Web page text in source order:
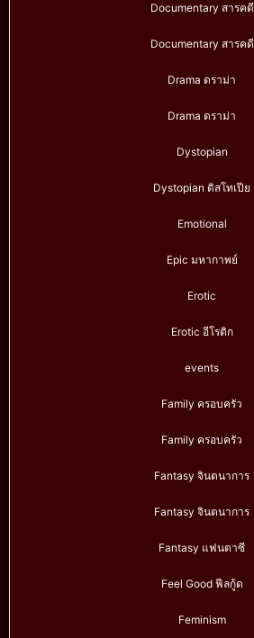
Documentary สารคดี
Documentary สารคดี
Drama ดราม่า
Drama ดราม่า
Dystopian
Dystopian ดิสโทเปีย
Emotional
Epic มหากาพย์
Erotic
Erotic อีโรติก
events
Family ครอบครัว
Family ครอบครัว
Fantasy จินตนาการ
Fantasy จินตนาการ
Fantasy แฟนตาซี
Feel Good ฟีลกู้ด
Feminism